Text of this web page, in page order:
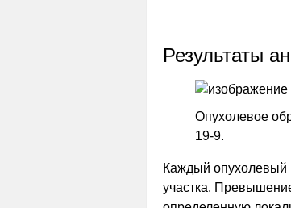
Результаты
Опухолевое
19-9.
Каждый опухолевый
участка.